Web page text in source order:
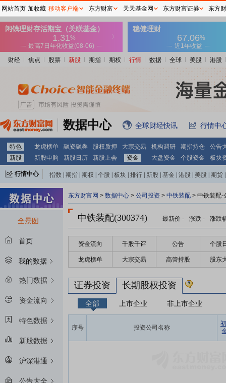
财经 焦点 股票 新股 期指 期权 行情 数据 全球 美股 港股
数据中心 全球财经快讯 行情中
特色 龙虎榜单 融资融券 股权质押 大宗交易 机构调研 期指持仓
公告
新股
新股申购 新股日历 新股上会 资金 大盘资金 个股资金 板块
行情中心 指数 期指 期权 个股 板块 排行 新股 基金 港股 美股 期货
全景图
首页
我的数据
热门数据
资金流向
特色数据
新股数据
沪深港通
公告大全
东方财富网 > 数据中心 > 公司投资 > 中铁装配 > 中铁装配-
中铁装配(300374) 最新价 - 涨跌 - 涨跌
资金流向 千股千评 公告 个股
龙虎榜单 大宗交易 高管持股 股东
证券投资 长期股权投资
全部 上市企业 非上市企业
序号 投资公司名称
网站首页 加收藏 移动客户端 东方财富 天天基金网 东方财富证券 东方